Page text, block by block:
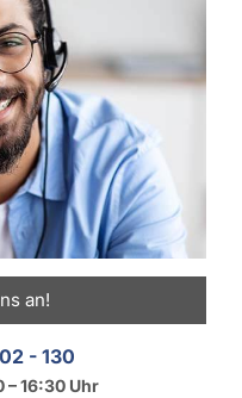
an!
- 130
16:30 Uhr